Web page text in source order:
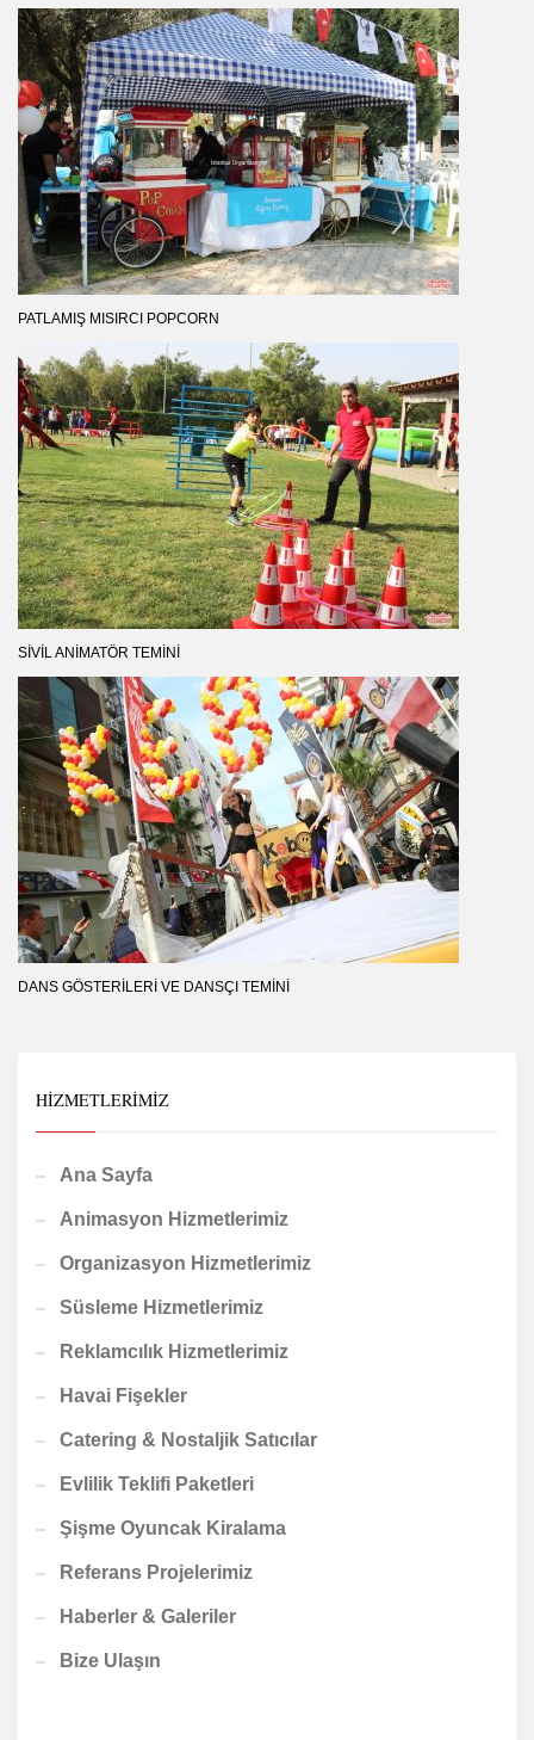
PATLAMIŞ MISIRCI POPCORN
SIVIL ANIMATÖR TEMINI
DANS GÖSTERILERI VE DANSÇI TEMINI
HIZMETLERIMIZ
Ana Sayfa
Animasyon Hizmetlerimiz
Organizasyon Hizmetlerimiz
Süsleme Hizmetlerimiz
Reklamcılık Hizmetlerimiz
Havai Fişekler
Catering & Nostaljik Satıcılar
Evlilik Teklifi Paketleri
Şişme Oyuncak Kiralama
Referans Projelerimiz
Haberler & Galeriler
Bize Ulaşın